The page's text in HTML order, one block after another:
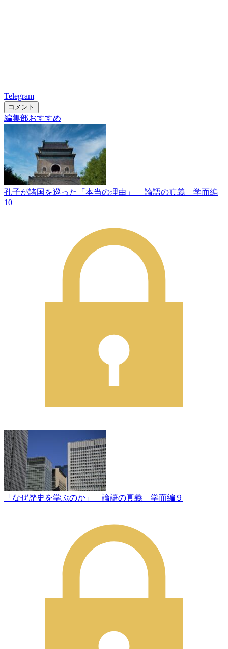
Telegram
コメント
編集部おすすめ
孔子が諸国を巡った「本当の理由」 論語の真義 学而編
10
「なぜ歴史を学ぶのか」 論語の真義 学而編９